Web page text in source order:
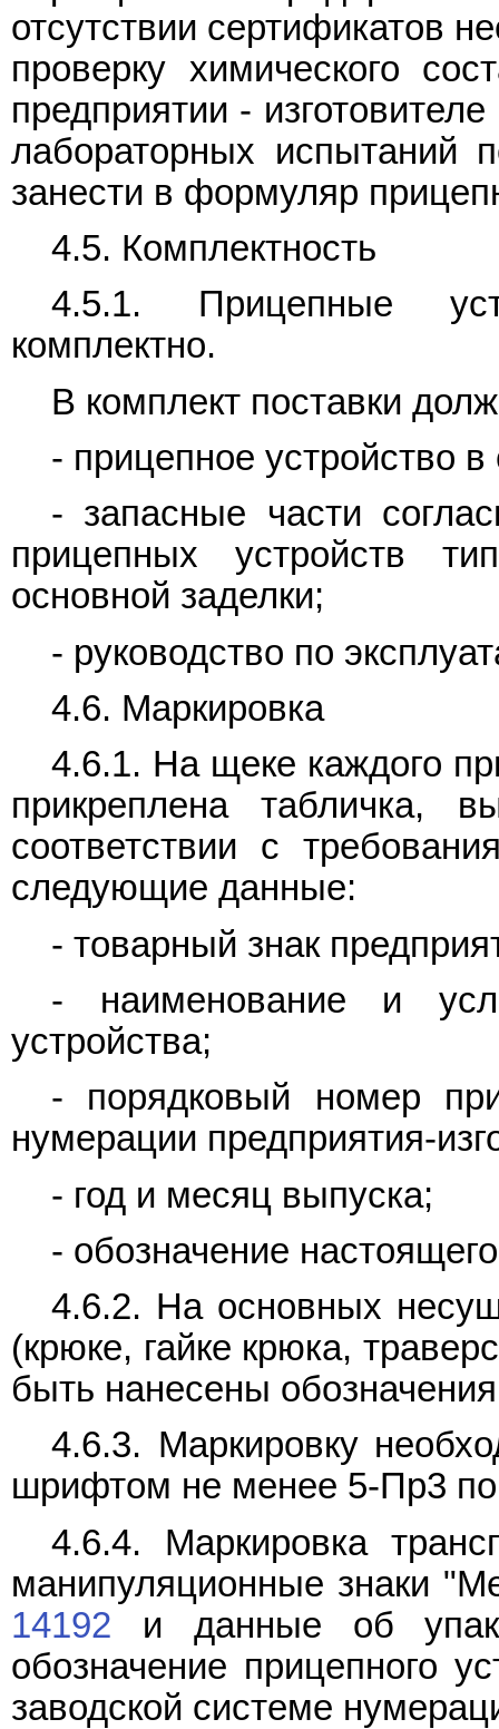
отсутствии сертификатов
проверку химического
предприятии -
лабораторных испытаний
занести в формуляр
4.5. Комплектность
4.5.1. Прицепные
комплектно.
В комплект поставки
- прицепное устройство в
- запасные части
прицепных устройств
основной заделки;
- руководство по
4.6. Маркировка
4.6.1. На щеке каждого
прикреплена табличка,
соответствии с
следующие данные:
- товарный знак
- наименование и
устройства;
- порядковый номер
нумерации предприятия-
- год и месяц выпуска;
- обозначение
4.6.2. На основных
(крюке, гайке крюка,
быть нанесены
4.6.3. Маркировку
шрифтом не менее 5-Пр3
4.6.4. Маркировка
манипуляционные знаки
14192 и данные об
обозначение прицепного
заводской системе